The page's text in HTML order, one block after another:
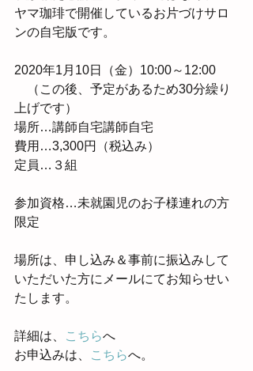
ヤマ珈琲で開催しているお片づけサロ
ンの自宅版です。
2020年1月10日（金）10:00～12:00
（この後、予定があるため30分繰り
上げです）
場所…講師自宅講師自宅
費用…3,300円（税込み）
定員…３組
参加資格…未就園児のお子様連れの方
限定
場所は、申し込み＆事前に振込みして
いただいた方にメールにてお知らせい
たします。
詳細は、 こちらへ
お申込みは、
こちらへ。